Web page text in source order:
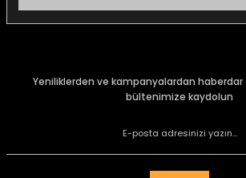
Görüş ve önerileriniz için teşekkür ederiz.
Ürün açıklamasında eksik bilgiler
Yeniliklerden ve kampanyalardan
bültenimize kaydolun